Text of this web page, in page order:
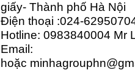
giấy- Thành phố Hà Nội
Điện thoại :024-
Hotline: 0983840004 Mr
Email:
hoặc